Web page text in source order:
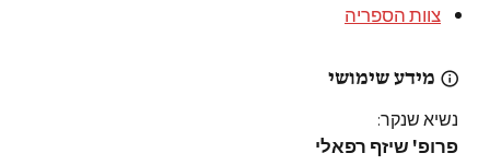
צוות הספריה
מידע שימושי
נשיא שנקר:
פרופ' שיזף רפאלי